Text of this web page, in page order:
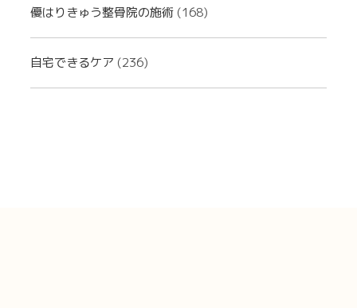
優はりきゅう整骨院の施術 (168)
自宅できるケア (236)